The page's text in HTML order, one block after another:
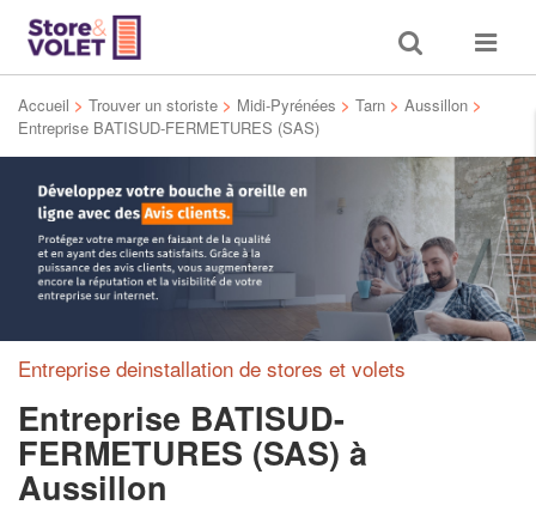
Toggle
search
Toggle
Accueil > Trouver un storiste > Midi-Pyrénées > Tarn > Aussillon >
Entreprise BATISUD-FERMETURES (SAS)
Entreprise deinstallation de stores et volets
Entreprise BATISUD-
FERMETURES (SAS) à
Aussillon